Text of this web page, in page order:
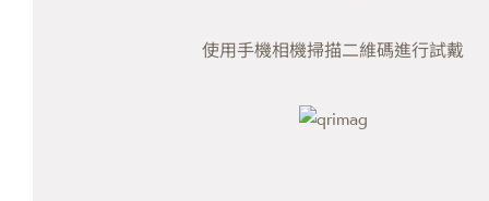
使用手機相機掃描二維碼進行試戴